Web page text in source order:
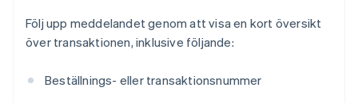
Följ upp meddelandet genom att visa en kort översikt
över transaktionen, inklusive följande:
Beställnings- eller transaktionsnummer